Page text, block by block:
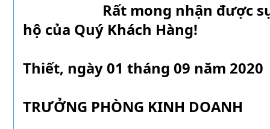
Rất mong nhận được sự
hộ của Quý Khách Hàng!
Thiết, ngày 01 tháng 09 năm 2020
TRƯỞNG PHÒNG KINH DOANH